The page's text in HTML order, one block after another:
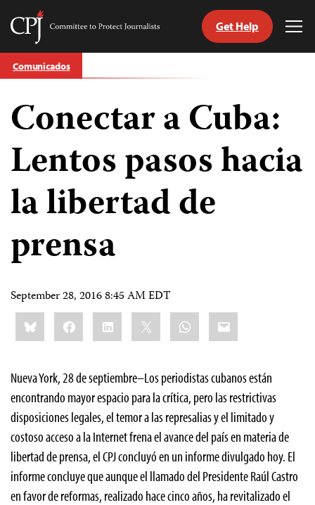
Skip
to
Committee
Journalists
Get Help
Comunicados
Conectar a Cuba:
Lentos pasos hacia
la libertad de
prensa
September 28, 2016 8:45 AM EDT
Share
this:BlueskyFacebookLinkedIn WhatsApp
Email
Nueva York, 28 de septiembre–Los periodistas cubanos están
encontrando mayor espacio para la crítica, pero las restrictivas
disposiciones legales, el temor a las represalias y el limitado y
costoso acceso a la Internet frena el avance del país en materia de
libertad de prensa, el CPJ concluyó en un informe divulgado hoy. El
informe concluye que aunque el llamado del Presidente Raúl Castro
en favor de reformas, realizado hace cinco años, ha revitalizado el